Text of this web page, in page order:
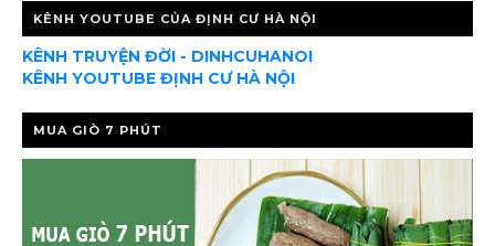
KÊNH YOUTUBE CỦA ĐỊNH CƯ HÀ NỘI
KÊNH TRUYỆN ĐỜI - DINHCUHANOI
KÊNH YOUTUBE ĐỊNH CƯ HÀ NỘI
MUA GIÒ 7 PHÚT